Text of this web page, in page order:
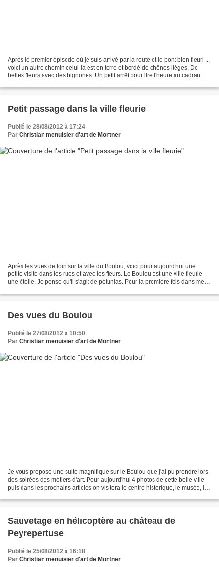
Après le premier épisode où je suis arrivé par la route et le pont bien fleuri ...
voici un autre chemin celui-là est en terre et bordé de chênes lièges. De
belles fleurs avec des bignones. Un petit arrêt pour lire l'heure au cadran
Petit passage dans la ville fleurie
Publié le 28/08/2012 à 17:24
Par Christian menuisier d'art de Montner
Après les vues de loin sur la ville du Boulou, voici pour aujourd'hui une
petite visite dans les rues et avec les fleurs. Le Boulou est une ville fleurie
une étoile. Je pense qu'il s'agit de pétunias. Pour la première fois dans mes
Des vues du Boulou
Publié le 27/08/2012 à 10:50
Par Christian menuisier d'art de Montner
Je vous propose une suite magnifique sur le Boulou que j'ai pu prendre lors
des soirées des métiers d'art. Pour aujourd'hui 4 photos de cette belle ville
puis dans les prochains articles on visitera le centre historique, le musée, les
Sauvetage en hélicoptère au château de
Peyrepertuse
Publié le 25/08/2012 à 16:18
Par Christian menuisier d'art de Montner